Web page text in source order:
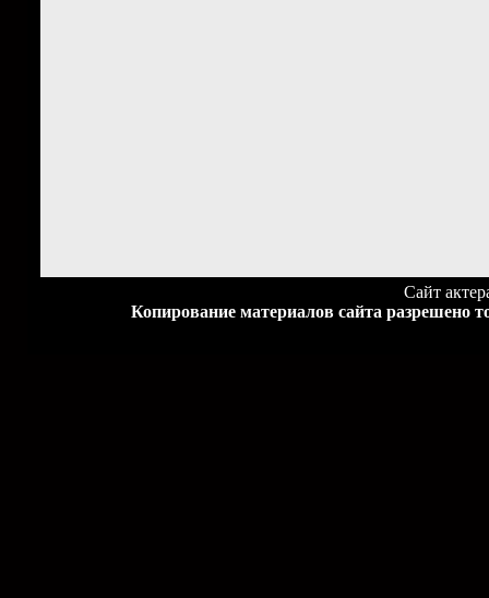
Сайт
Копирование материалов сайта разрешено